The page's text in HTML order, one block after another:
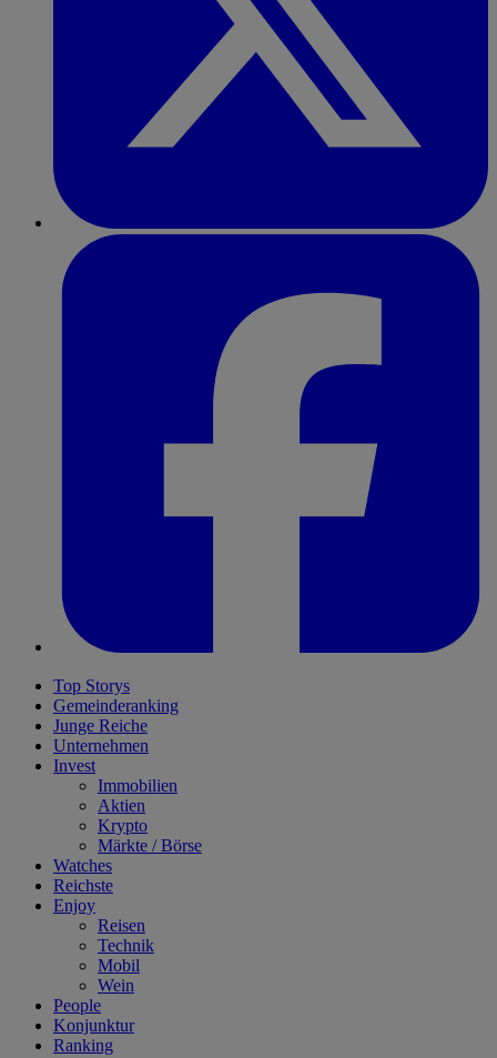
Top Storys
Gemeinderanking
Junge Reiche
Unternehmen
Invest
Immobilien
Aktien
Krypto
Märkte / Börse
Watches
Reichste
Enjoy
Reisen
Technik
Mobil
Wein
People
Konjunktur
Ranking